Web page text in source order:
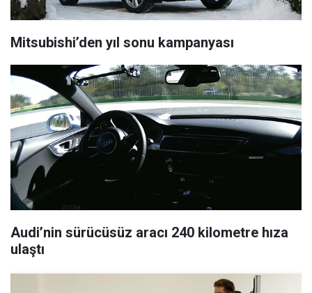
Mitsubishi’den yıl sonu kampanyası
Audi’nin sürücüsüz aracı 240 kilometre hıza
ulaştı